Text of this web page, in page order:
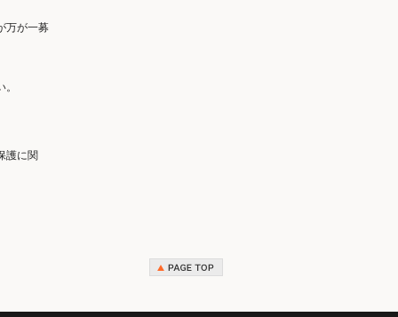
万が一募
護に関